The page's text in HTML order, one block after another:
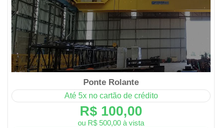
Ponte Rolante
Até 5x no cartão de crédito
R$ 100,00
ou R$ 500,00 à vista